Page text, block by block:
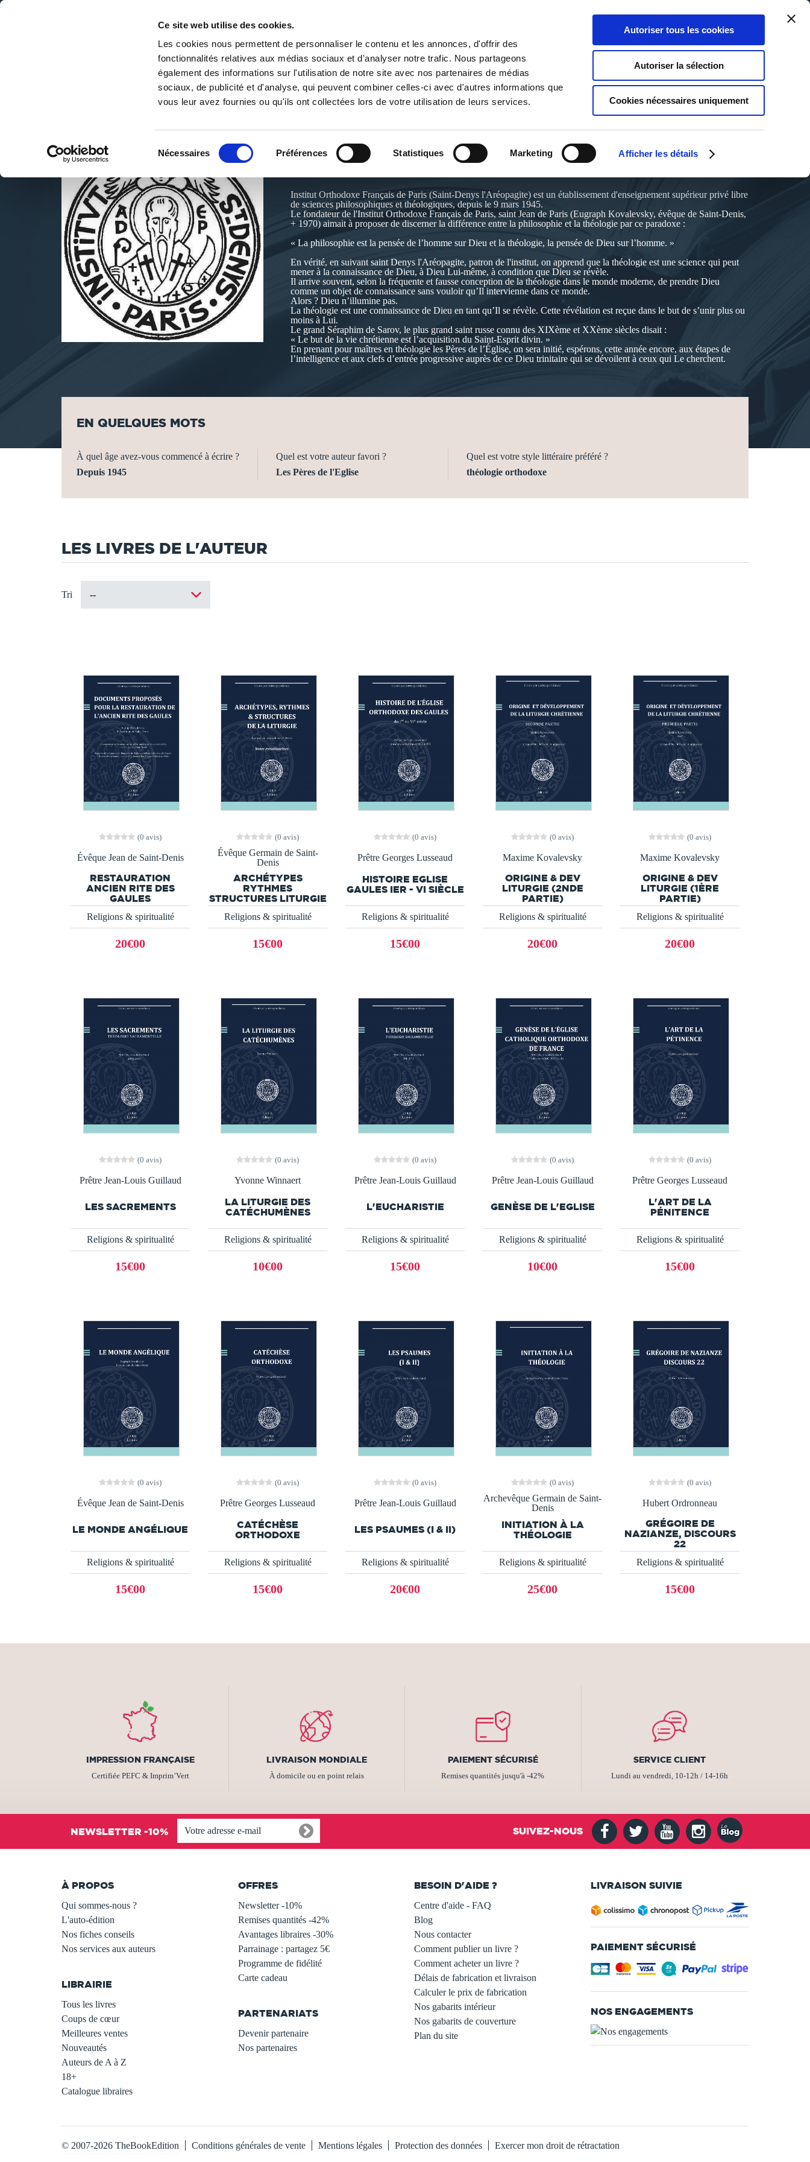
Ce site web utilise des cookies.
Les cookies nous permettent de personnaliser le contenu et les annonces, d'offrir des
fonctionnalités relatives aux médias sociaux et d'analyser notre trafic. Nous partageons
également des informations sur l'utilisation de notre site avec nos partenaires de médias
sociaux, de publicité et d'analyse, qui peuvent combiner celles-ci avec d'autres informations que
vous leur avez fournies ou qu'ils ont collectées lors de votre utilisation de leurs services.
Nécessaires Préférences Statistiques Marketing Afficher les détails
Autoriser tous les cookies
Autoriser la sélection
Cookies nécessaires uniquement
DE LA PAGE BLANCHE... AU BEST SELLER
0
Panier
0
Ma liste
Connexion
PUBLIER UN LIVRE LIBRAIRIE
Institut Orthodoxe Français de Paris
INSTITUT ORTHODOXE FRANÇAIS DE PARIS
Institut Orthodoxe Français de Paris (Saint-Denys l'Aréopagite) est un établissement d'enseignement supérieur privé libre
de sciences philosophiques et théologiques, depuis le 9 mars 1945.
Le fondateur de l'Institut Orthodoxe Français de Paris, saint Jean de Paris (Eugraph Kovalevsky, évêque de Saint-Denis,
+ 1970) aimait à proposer de discerner la différence entre la philosophie et la théologie par ce paradoxe :
« La philosophie est la pensée de l’homme sur Dieu et la théologie, la pensée de Dieu sur l’homme. »
En vérité, en suivant saint Denys l'Aréopagite, patron de l'institut, on apprend que la théologie est une science qui peut
mener à la connaissance de Dieu, à Dieu Lui-même, à condition que Dieu se révèle.
Il arrive souvent, selon la fréquente et fausse conception de la théologie dans le monde moderne, de prendre Dieu
comme un objet de connaissance sans vouloir qu’Il intervienne dans ce monde.
Alors ? Dieu n’illumine pas.
La théologie est une connaissance de Dieu en tant qu’Il se révèle. Cette révélation est reçue dans le but de s’unir plus ou
moins à Lui.
Le grand Séraphim de Sarov, le plus grand saint russe connu des XIXème et XXème siècles disait :
« Le but de la vie chrétienne est l’acquisition du Saint-Esprit divin. »
En prenant pour maîtres en théologie les Pères de l’Église, on sera initié, espérons, cette année encore, aux étapes de
l’intelligence et aux clefs d’entrée progressive auprès de ce Dieu trinitaire qui se dévoilent à ceux qui Le cherchent.
EN QUELQUES MOTS
À quel âge avez-vous commencé à écrire ?
Depuis 1945
Quel est votre auteur favori ?
Les Pères de l'Eglise
Quel est votre style littéraire préféré ?
théologie orthodoxe
LES LIVRES DE L'AUTEUR
Tri
(0 avis)
Évêque Jean de Saint-Denis
RESTAURATION
ANCIEN RITE DES
GAULES
Religions & spiritualité
20€00
(0 avis)
Évêque Germain de Saint-
Denis
ARCHÉTYPES
RYTHMES
STRUCTURES LITURGIE
Religions & spiritualité
15€00
(0 avis)
Prêtre Georges Lusseaud
HISTOIRE EGLISE
GAULES IER - VI SIÈCLE
Religions & spiritualité
15€00
(0 avis)
Maxime Kovalevsky
ORIGINE & DEV
LITURGIE (2NDE
PARTIE)
Religions & spiritualité
20€00
(0 avis)
Maxime Kovalevsky
ORIGINE & DEV
LITURGIE (1ÈRE
PARTIE)
Religions & spiritualité
20€00
(0 avis)
Prêtre Jean-Louis Guillaud
LES SACREMENTS
Religions & spiritualité
15€00
(0 avis)
Yvonne Winnaert
LA LITURGIE DES
CATÉCHUMÈNES
Religions & spiritualité
10€00
(0 avis)
Prêtre Jean-Louis Guillaud
L'EUCHARISTIE
Religions & spiritualité
15€00
(0 avis)
Prêtre Jean-Louis Guillaud
GENÈSE DE L'EGLISE
Religions & spiritualité
10€00
(0 avis)
Prêtre Georges Lusseaud
L'ART DE LA
PÉNITENCE
Religions & spiritualité
15€00
(0 avis)
Évêque Jean de Saint-Denis
LE MONDE ANGÉLIQUE
Religions & spiritualité
15€00
(0 avis)
Prêtre Georges Lusseaud
CATÉCHÈSE
ORTHODOXE
Religions & spiritualité
15€00
(0 avis)
Prêtre Jean-Louis Guillaud
LES PSAUMES (I & II)
Religions & spiritualité
20€00
(0 avis)
Archevêque Germain de Saint-
Denis
INITIATION À LA
THÉOLOGIE
Religions & spiritualité
25€00
(0 avis)
Hubert Ordronneau
GRÉGOIRE DE
NAZIANZE, DISCOURS
22
Religions & spiritualité
15€00
IMPRESSION FRANÇAISE
Certifiée PEFC & Imprim’Vert
LIVRAISON MONDIALE
À domicile ou en point relais
PAIEMENT SÉCURISÉ
Remises quantités jusqu'à -42%
SERVICE CLIENT
Lundi au vendredi, 10-12h / 14-16h
NEWSLETTER -10% SUIVEZ-NOUS
À PROPOS
Qui sommes-nous ?
L'auto-édition
Nos fiches conseils
Nos services aux auteurs
LIBRAIRIE
Tous les livres
Coups de cœur
Meilleures ventes
Nouveautés
Auteurs de A à Z
18+
Catalogue libraires
OFFRES
Newsletter -10%
Remises quantités -42%
Avantages libraires -30%
Parrainage : partagez 5€
Programme de fidélité
Carte cadeau
PARTENARIATS
Devenir partenaire
Nos partenaires
BESOIN D'AIDE ?
Centre d'aide - FAQ
Blog
Nous contacter
Comment publier un livre ?
Comment acheter un livre ?
Délais de fabrication et livraison
Calculer le prix de fabrication
Nos gabarits intérieur
Nos gabarits de couverture
Plan du site
LIVRAISON SUIVIE
PAIEMENT SÉCURISÉ
NOS ENGAGEMENTS
© 2007-2026 TheBookEdition Conditions générales de vente Mentions légales Protection des données Exercer mon droit de rétractation